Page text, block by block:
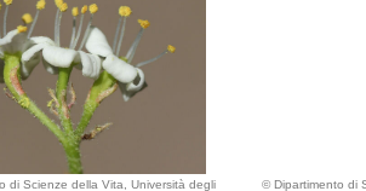
di Scienze della Vita, Università degli © Dipartimento di